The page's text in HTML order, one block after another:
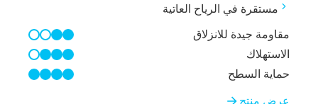
مستقرة في الرياح العاتية
مقاومة جيدة للانزلاق
2/4
الاستهلاك
3/4
حماية السطح
4/4
عرض منتج